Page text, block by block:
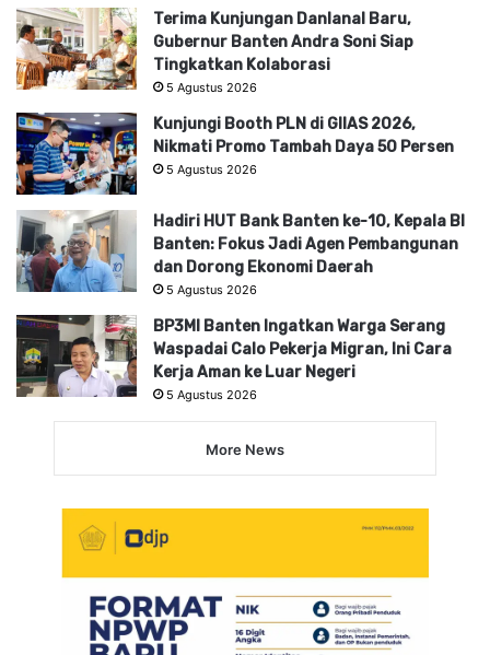
Terima Kunjungan Danlanal Baru,
Gubernur Banten Andra Soni Siap
Tingkatkan Kolaborasi
5 Agustus 2026
Kunjungi Booth PLN di GIIAS 2026,
Nikmati Promo Tambah Daya 50 Persen
5 Agustus 2026
Hadiri HUT Bank Banten ke-10, Kepala BI
Banten: Fokus Jadi Agen Pembangunan
dan Dorong Ekonomi Daerah
5 Agustus 2026
BP3MI Banten Ingatkan Warga Serang
Waspadai Calo Pekerja Migran, Ini Cara
Kerja Aman ke Luar Negeri
5 Agustus 2026
More News